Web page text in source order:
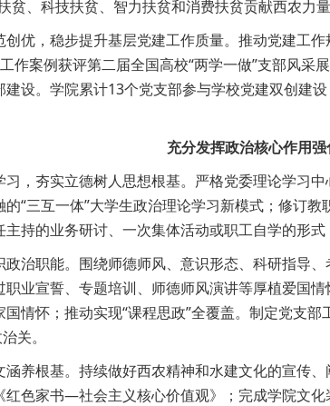
贫、科技扶贫、智力扶贫和消费扶贫贡献西农力量
优，稳步提升基层党建工作质量。推动党建工
作案例获评第二届全国高校“两学一做”支部风
设。学院累计13个党支部参与学校党建双创建
充分发挥政治核心作用
，夯实立德树人思想根基。严格党委理论学习
“三互一体”大学生政治理论学习新模式；修订
持的业务研讨、一次集体活动或职工自学的形式
治职能。围绕师德师风、意识形态、科研指导
业宣誓、专题培训、师德师风演讲等厚植爱国
情怀；推动实现“课程思政”全覆盖。制定党支
关。
养根基。持续做好西农精神和水建文化的宣传
色家书—社会主义核心价值观》；完成学院文